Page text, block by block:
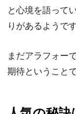
と心境を語って
りがあるようです
まだアラフォー
期待ということ